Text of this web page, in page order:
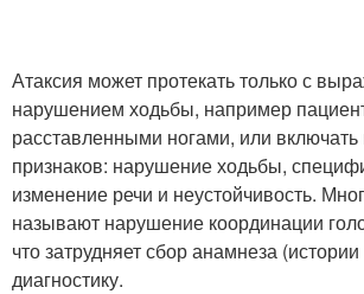
Атаксия может протекать только с
нарушением ходьбы, например
расставленными ногами, или включать
признаков: нарушение ходьбы,
изменение речи и неустойчивость.
называют нарушение координации
что затрудняет сбор анамнеза
диагностику.